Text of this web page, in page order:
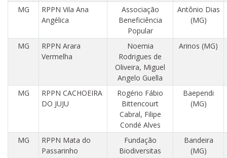
MG
RPPN Vila Ana
Angélica
Associação
Beneficiência
Popular
Antônio Dias
(MG)
MG
RPPN Arara
Vermelha
Noemia
Rodrigues de
Oliveira, Miguel
Angelo Guella
Arinos (MG)
MG
RPPN CACHOEIRA
DO JUJU
Rogério Fábio
Bittencourt
Cabral, Filipe
Condé Alves
Baependi
(MG)
MG
RPPN Mata do
Passarinho
Fundação
Biodiversitas
Bandeira
(MG)